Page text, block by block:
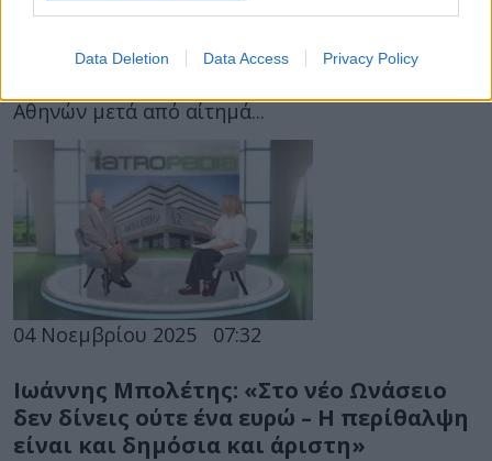
Data Deletion Data Access Privacy Policy
Το Ωνάσειο Νοσοκομείο υποδέχθηκε πρόσφατα
ομάδα φοιτητών της Ιατρικής Σχολής του
Αθηνών μετά από αίτημά...
04 Νοεμβρίου 2025 07:32
Ιωάννης Μπολέτης: «Στο νέο Ωνάσειο
δεν δίνεις ούτε ένα ευρώ – Η περίθαλψη
είναι και δημόσια και άριστη»